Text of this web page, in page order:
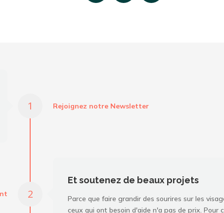
Rejoignez notre Newsletter
Et soutenez de beaux projets
Parce que faire grandir des sourires sur les
ceux qui ont besoin d'aide n'a pas de prix. Pour